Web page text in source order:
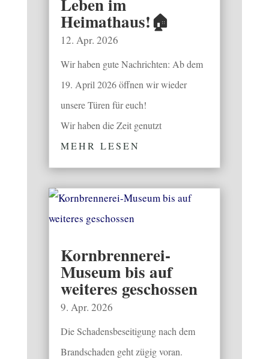
Heimathaus!🏠
12. Apr. 2026
Wir haben gute Nachrichten: Ab dem
19. April 2026 öffnen wir wieder
unsere Türen für euch!
Wir haben die Zeit genutzt
MEHR LESEN
Kornbrennerei-
Museum bis auf
weiteres geschossen
9. Apr. 2026
Die Schadensbeseitigung nach dem
Brandschaden geht zügig voran.